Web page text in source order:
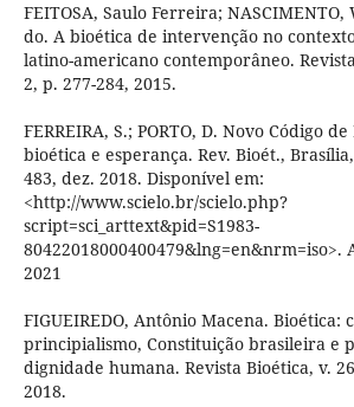
FEITOSA, Saulo Ferreira;
do. A bioética de intervenção no
latino-americano contemporâneo.
2, p. 277-284, 2015.
FERREIRA, S.; PORTO, D. Novo Código
bioética e esperança. Rev. Bioét.,
483, dez. 2018. Disponível em:
<http://www.scielo.br/scielo.php?
script=sci_arttext&pid=S1983-
80422018000400479&lng=en&nrm=iso>.
2021
FIGUEIREDO, Antônio Macena. Bioética:
principialismo, Constituição brasileira e
dignidade humana. Revista Bioética, v.
2018.